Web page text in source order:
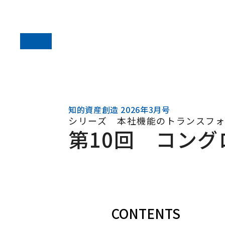
知的資産創造 2026年3月号
シリーズ 本社機能のトランスフ
第10回 コング
CONTENTS